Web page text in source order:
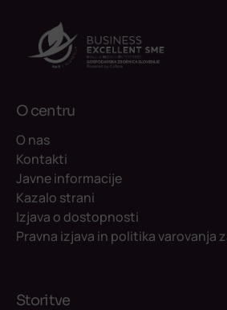
O centru
O nas
Kontakti
Javne informacije
Kazalo strani
Izjava o dostopnosti
Pravna izjava in politika varovanja
Storitve